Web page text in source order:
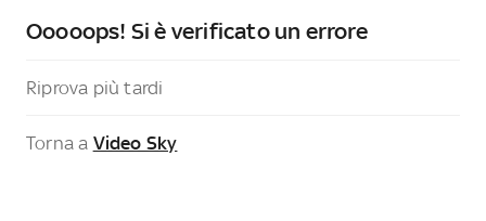
Ooooops! Si è verificato un errore
Riprova più tardi
Torna a Video Sky